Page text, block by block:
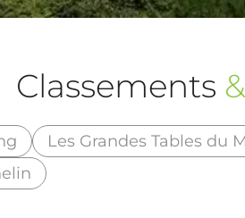
Classements &
Les Grandes Tables du